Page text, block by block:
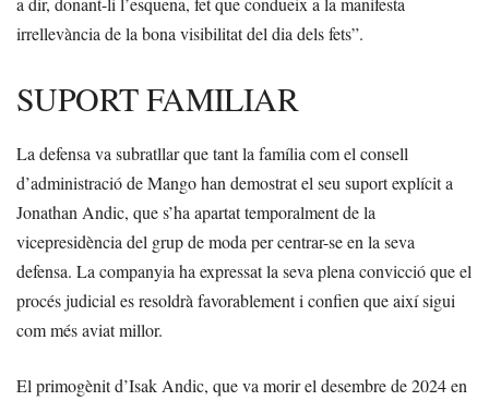
irrellevància de la bona visibilitat del dia dels fets”.
SUPORT FAMILIAR
La defensa va subratllar que tant la família com el consell
d’administració de Mango han demostrat el seu suport explícit a
Jonathan Andic, que s’ha apartat temporalment de la
vicepresidència del grup de moda per centrar-se en la seva
defensa. La companyia ha expressat la seva plena convicció que el
procés judicial es resoldrà favorablement i confien que així sigui
com més aviat millor.
El primogènit d’Isak Andic, que va morir el desembre de 2024 en